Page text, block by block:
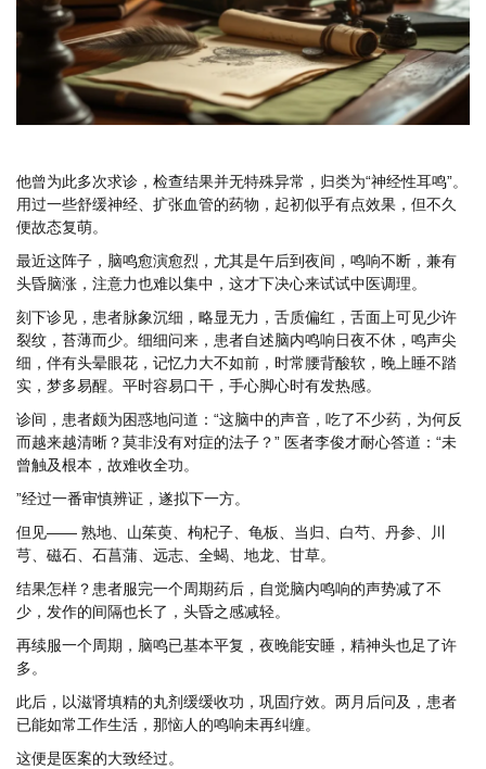
他曾为此多次求诊，检查结果并无特殊异常，归类为“神经性耳鸣”。
用过一些舒缓神经、扩张血管的药物，起初似乎有点效果，但不久
便故态复萌。
最近这阵子，脑鸣愈演愈烈，尤其是午后到夜间，鸣响不断，兼有
头昏脑涨，注意力也难以集中，这才下决心来试试中医调理。
刻下诊见，患者脉象沉细，略显无力，舌质偏红，舌面上可见少许
裂纹，苔薄而少。细细问来，患者自述脑内鸣响日夜不休，鸣声尖
细，伴有头晕眼花，记忆力大不如前，时常腰背酸软，晚上睡不踏
实，梦多易醒。平时容易口干，手心脚心时有发热感。
诊间，患者颇为困惑地问道：“这脑中的声音，吃了不少药，为何反
而越来越清晰？莫非没有对症的法子？” 医者李俊才耐心答道：“未
曾触及根本，故难收全功。
”经过一番审慎辨证，遂拟下一方。
但见—— 熟地、山茱萸、枸杞子、龟板、当归、白芍、丹参、川
芎、磁石、石菖蒲、远志、全蝎、地龙、甘草。
结果怎样？患者服完一个周期药后，自觉脑内鸣响的声势减了不
少，发作的间隔也长了，头昏之感减轻。
再续服一个周期，脑鸣已基本平复，夜晚能安睡，精神头也足了许
多。
此后，以滋肾填精的丸剂缓缓收功，巩固疗效。两月后问及，患者
已能如常工作生活，那恼人的鸣响未再纠缠。
这便是医案的大致经过。